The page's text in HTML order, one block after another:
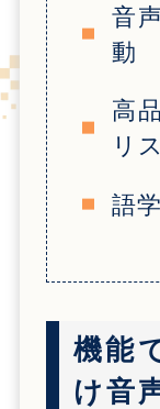
音
動
高
リ
語
機能
け音